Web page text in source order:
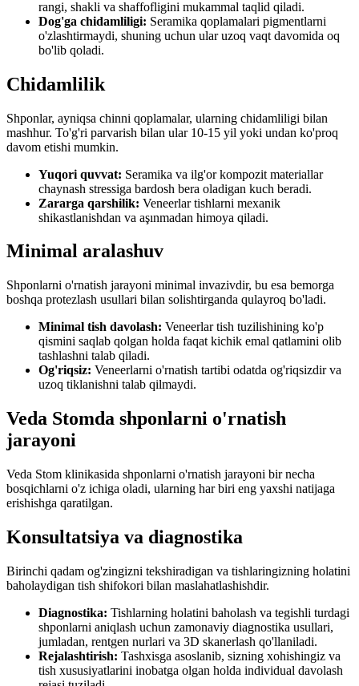
rangi, shakli va shaffofligini mukammal taqlid qiladi.
Dog'ga chidamliligi: Seramika qoplamalari pigmentlarni
o'zlashtirmaydi, shuning uchun ular uzoq vaqt davomida oq
bo'lib qoladi.
Chidamlilik
Shponlar, ayniqsa chinni qoplamalar, ularning chidamliligi bilan
mashhur. To'g'ri parvarish bilan ular 10-15 yil yoki undan ko'proq
davom etishi mumkin.
Yuqori quvvat: Seramika va ilg'or kompozit materiallar
chaynash stressiga bardosh bera oladigan kuch beradi.
Zararga qarshilik: Veneerlar tishlarni mexanik
shikastlanishdan va aşınmadan himoya qiladi.
Minimal aralashuv
Shponlarni o'rnatish jarayoni minimal invazivdir, bu esa bemorga
boshqa protezlash usullari bilan solishtirganda qulayroq bo'ladi.
Minimal tish davolash: Veneerlar tish tuzilishining ko'p
qismini saqlab qolgan holda faqat kichik emal qatlamini olib
tashlashni talab qiladi.
Og'riqsiz: Veneerlarni o'rnatish tartibi odatda og'riqsizdir va
uzoq tiklanishni talab qilmaydi.
Veda Stomda shponlarni o'rnatish
jarayoni
Veda Stom klinikasida shponlarni o'rnatish jarayoni bir necha
bosqichlarni o'z ichiga oladi, ularning har biri eng yaxshi natijaga
erishishga qaratilgan.
Konsultatsiya va diagnostika
Birinchi qadam og'zingizni tekshiradigan va tishlaringizning holatini
baholaydigan tish shifokori bilan maslahatlashishdir.
Diagnostika: Tishlarning holatini baholash va tegishli turdagi
shponlarni aniqlash uchun zamonaviy diagnostika usullari,
jumladan, rentgen nurlari va 3D skanerlash qo'llaniladi.
Rejalashtirish: Tashxisga asoslanib, sizning xohishingiz va
tish xususiyatlarini inobatga olgan holda individual davolash